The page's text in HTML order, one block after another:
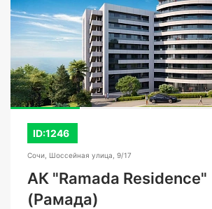
ID:1246
Сочи, Шоссейная улица, 9/17
АК "Ramada Residence"
(Рамада)